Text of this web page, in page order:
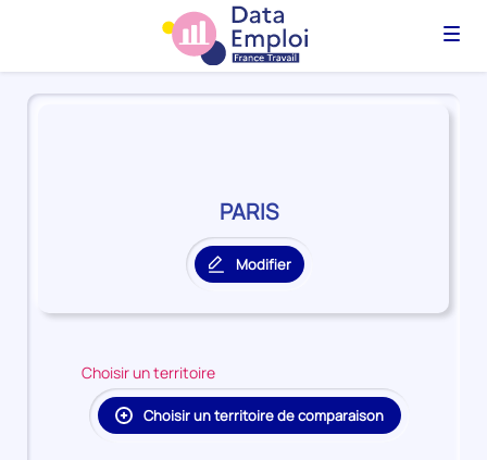
Menu
Panorama
PARIS
Modifier
le
principal
Choisir un territoire
Choisir un territoire de comparaison